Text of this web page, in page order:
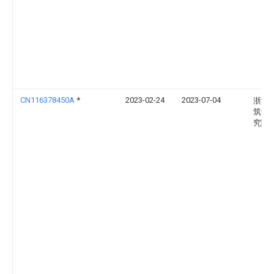
CN116378450A * 2023-02-24 2023-07-04
浙江
筑设
究院